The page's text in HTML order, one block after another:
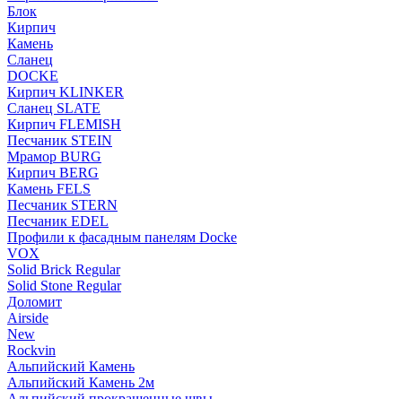
Блок
Кирпич
Камень
Сланец
DOCKE
Кирпич KLINKER
Сланец SLATE
Кирпич FLEMISH
Пес­ча­ник STEIN
Мрамор BURG
Кирпич BERG
Камень FELS
Пес­ча­ник STERN
Пес­ча­ник EDEL
Профили к фасадным панелям Docke
VOX
Solid Brick Regular
Solid Stone Regular
Доломит
Airside
New
Rockvin
Альпийский Камень
Альпийский Камень 2м